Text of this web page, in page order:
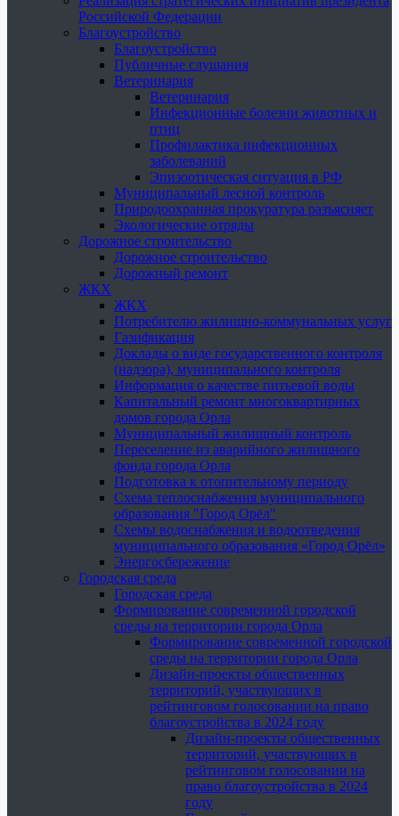
Российской Федерации
Благоустройство
Благоустройство
Публичные слушания
Ветеринария
Ветеринария
Инфекционные болезни животных и
птиц
Профилактика инфекционных
заболеваний
Эпизоотическая ситуация в РФ
Муниципальный лесной контроль
Природоохранная прокуратура разъясняет
Экологические отряды
Дорожное строительство
Дорожное строительство
Дорожный ремонт
ЖКХ
ЖКХ
Потребителю жилищно-коммунальных услуг
Газификация
Доклады о виде государственного контроля
(надзора), муниципального контроля
Информация о качестве питьевой воды
Капитальный ремонт многоквартирных
домов города Орла
Муниципальный жилищный контроль
Переселение из аварийного жилищного
фонда города Орла
Подготовка к отопительному периоду
Схема теплоснабжения муниципального
образования "Город Орёл"
Схемы водоснабжения и водоотведения
муниципального образования «Город Орёл»
Энергосбережение
Городская среда
Городская среда
Формирование современной городской
среды на территории города Орла
Формирование современной городской
среды на территории города Орла
Дизайн-проекты общественных
территорий, участвующих в
рейтинговом голосовании на право
благоустройства в 2024 году
Дизайн-проекты общественных
территорий, участвующих в
рейтинговом голосовании на
право благоустройства в 2024
году